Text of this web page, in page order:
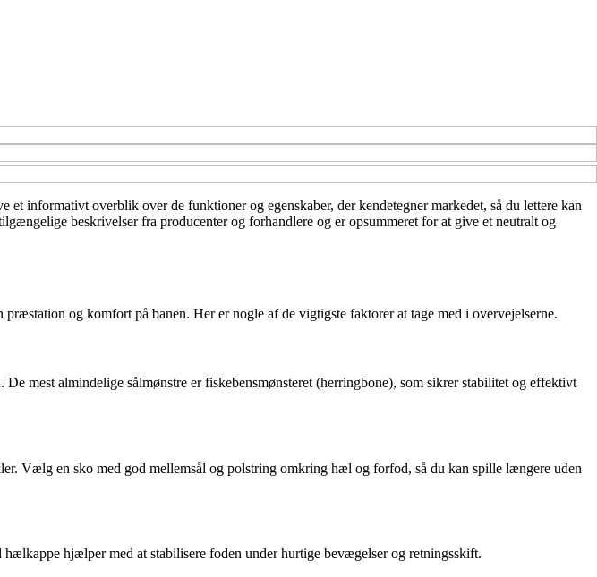
informativt overblik over de funktioner og egenskaber, der kendetegner markedet, så du lettere kan
beskrivelser fra producenter og forhandlere og er opsummeret for at give et neutralt og
og komfort på banen. Her er nogle af de vigtigste faktorer at tage med i overvejelserne.
mest almindelige sålmønstre er fiskebensmønsteret (herringbone), som sikrer stabilitet og effektivt
Vælg en sko med god mellemsål og polstring omkring hæl og forfod, så du kan spille længere uden
hjælper med at stabilisere foden under hurtige bevægelser og retningsskift.